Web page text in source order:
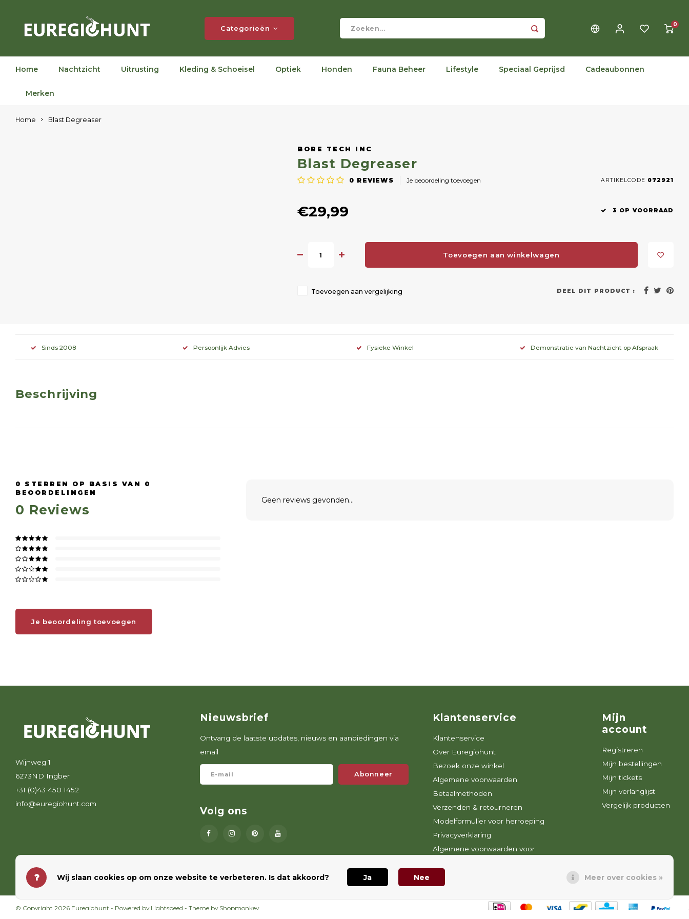
Categorieën 0
Home Nachtzicht Uitrusting Kleding & Schoeisel Optiek Honden Fauna Beheer Lifestyle Speciaal Geprijsd Cadeaubonnen
Merken
Home Blast Degreaser
BORE TECH INC
Blast Degreaser
0 REVIEWS Je beoordeling toevoegen ARTIKELCODE 072921
€29,99 3 OP VOORRAAD
Toevoegen aan winkelwagen
Toevoegen aan vergelijking DEEL DIT PRODUCT :
Sinds 2008 Persoonlijk Advies Fysieke Winkel Demonstratie van Nachtzicht op Afspraak
Beschrijving
0 STERREN OP BASIS VAN 0
BEOORDELINGEN
0 Reviews
Je beoordeling toevoegen
Geen reviews gevonden...
Wijnweg 1
6273ND Ingber
+31 (0)43 450 1452
info@euregiohunt.com
Nieuwsbrief
Ontvang de laatste updates, nieuws en aanbiedingen via
email
Abonneer
Volg ons
Klantenservice
Klantenservice
Over Euregiohunt
Bezoek onze winkel
Algemene voorwaarden
Betaalmethoden
Verzenden & retourneren
Modelformulier voor herroeping
Privacyverklaring
Algemene voorwaarden voor
Mijn
account
Registreren
Mijn bestellingen
Mijn tickets
Mijn verlanglijst
Vergelijk producten
© Copyright 2026 Euregiohunt - Powered by Lightspeed - Theme by Shopmonkey
Wij slaan cookies op om onze website te verbeteren. Is dat akkoord? Ja Nee Meer over cookies »